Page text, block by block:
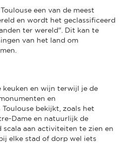
een van de meest
en wordt het geclassificeerd
ter wereld". Dit kan te
van het land om
keuken en wijn terwijl je de
en
bekijkt, zoals het
Dame en natuurlijk de
scala aan activiteiten te zien en
elke stad of dorp wel iets